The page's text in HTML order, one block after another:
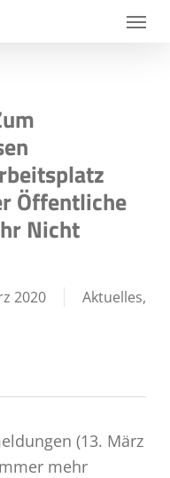
Menu
Öffentliche
Nicht
2020 Aktuelles,
(13. März
mehr